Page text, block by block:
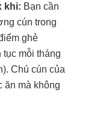
khi: Bạn cần
cún trong
ghẻ
tục mỗi tháng
Chú cún của
ăn mà không